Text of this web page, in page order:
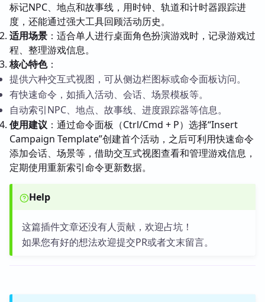
标记NPC、地点和故事线，用时钟、轨道和计时器跟踪进
度，还能通过强大工具回顾活动历史。
适用场景 ：适合单人进行桌面角色扮演游戏时，记录游戏过
程、整理游戏信息。
核心特色：
提供六种交互式视图，可从侧边栏图标或命令面板访问。
有快速命令，如插入活动、会话、场景模板等。
自动索引NPC、地点、故事线、进度跟踪器等信息。
使用建议 ：通过命令面板（Ctrl/Cmd + P）选择“Insert
Campaign Template”创建首个活动，之后可利用快速命令
添加会话、场景等，借助交互式视图查看和管理游戏信息，
定期使用重新索引命令更新数据。
Help
这篇插件文章还没有人贡献，欢迎占坑！
如果您有好的想法欢迎提交PR或者文末留言。